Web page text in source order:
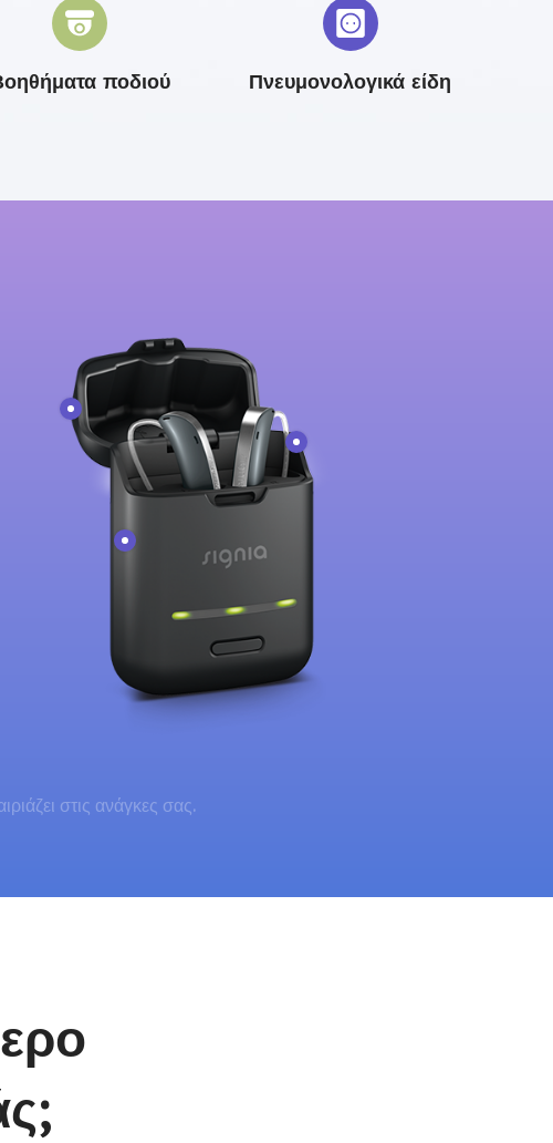
ποδιού Πνευμονολογικά είδη
στις ανάγκες σας.